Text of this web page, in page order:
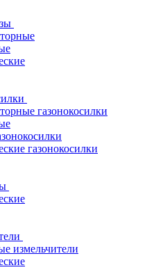
газонокосилки
газонокосилки
измельчители